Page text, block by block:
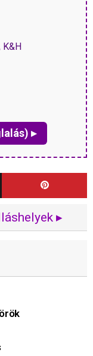
▸
▸